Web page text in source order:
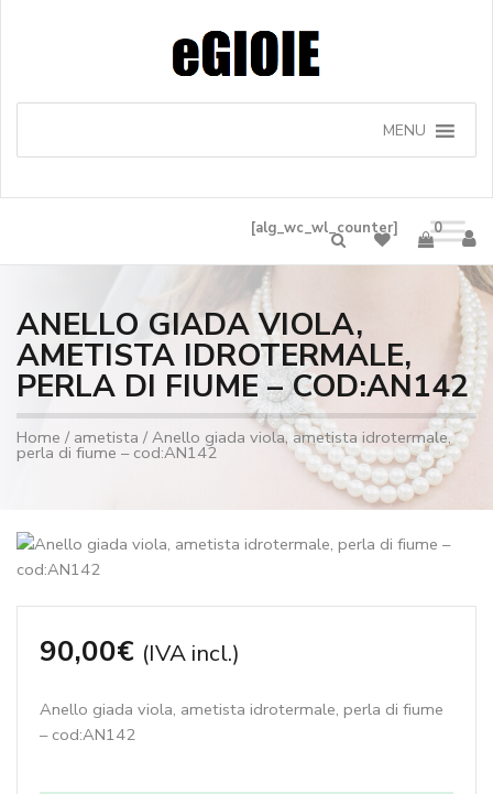
MENU
[alg_wc_wl_counter] 0
ANELLO GIADA VIOLA,
AMETISTA IDROTERMALE,
PERLA DI FIUME – COD:AN142
Home / ametista / Anello giada viola, ametista idrotermale,
perla di fiume – cod:AN142
90,00€ (IVA incl.)
Anello giada viola, ametista idrotermale, perla di fiume
– cod:AN142